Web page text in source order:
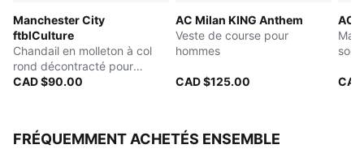
Manchester City
ftblCulture
Chandail en molleton à col
rond décontracté pour
hommes
CAD $90.00
AC Milan KING Anthem
Veste de course pour
hommes
CAD $125.00
AC
FRÉQUEMMENT ACHETÉS ENSEMBLE